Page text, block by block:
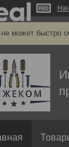
может быстро